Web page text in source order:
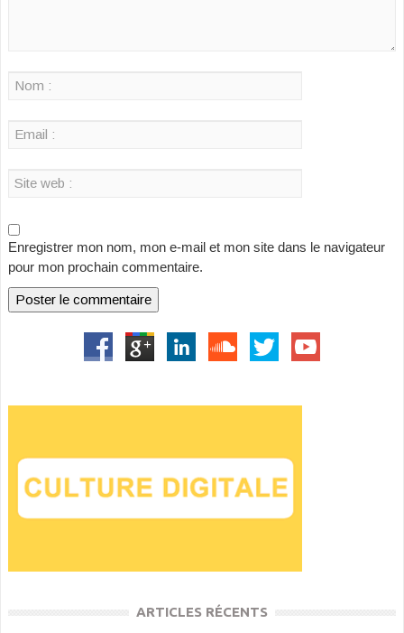
Enregistrer mon nom, mon e-mail et mon site dans le navigateur
pour mon prochain commentaire.
ARTICLES RÉCENTS